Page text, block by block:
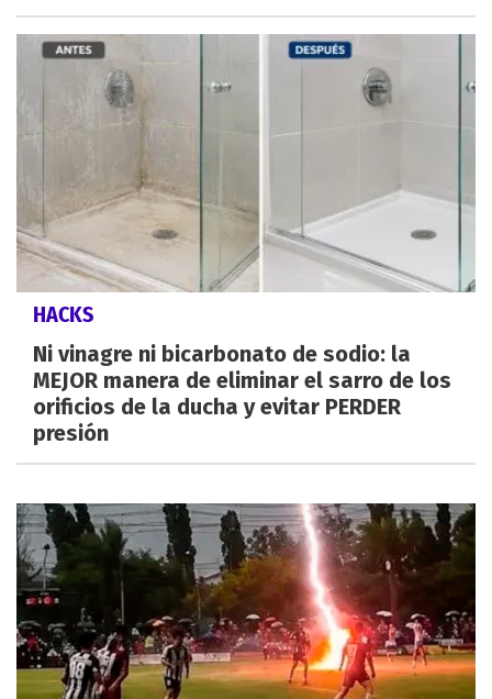
HACKS
Ni vinagre ni bicarbonato de sodio: la
MEJOR manera de eliminar el sarro de los
orificios de la ducha y evitar PERDER
presión